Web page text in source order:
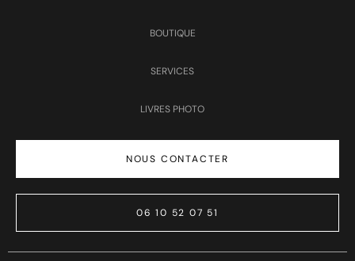
BOUTIQUE
SERVICES
LIVRES PHOTO
NOUS CONTACTER
06 10 52 07 51